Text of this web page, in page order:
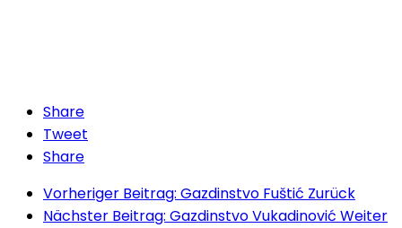
Share
Tweet
Share
Vorheriger Beitrag: Gazdinstvo Fuštić Zurück
Nächster Beitrag: Gazdinstvo Vukadinović Weiter